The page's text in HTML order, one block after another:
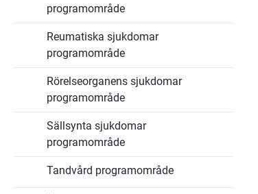
programområde
Reumatiska sjukdomar
programområde
Rörelseorganens sjukdomar
programområde
Sällsynta sjukdomar
programområde
Tandvård programområde